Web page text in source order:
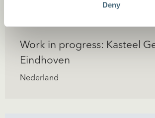
Deny
Work in progress: Kasteel
Eindhoven
Nederland